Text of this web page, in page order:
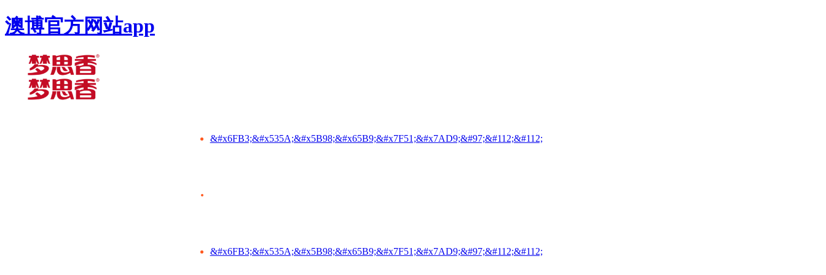
澳博官方网站app
&#x6FB3;&#x535A;&#x5B98;&#x65B9;&#x7F51;&#x7AD9;&#97;&#112;&#112;
&#x6FB3;&#x535A;&#x5B98;&#x65B9;&#x7F51;&#x7AD9;&#97;&#112;&#112;